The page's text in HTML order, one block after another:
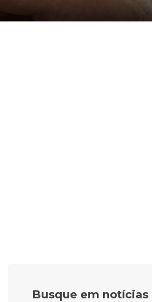
Busque em notícias